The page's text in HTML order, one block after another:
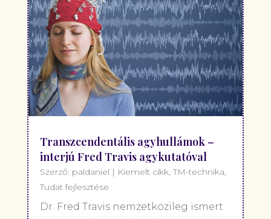
Transzcendentális agyhullámok –
interjú Fred Travis agykutatóval
Szerző: paldaniel | Kiemelt cikk,TM-technika,
Tudat fejlesztése
Dr. Fred Travis nemzetközileg ismert